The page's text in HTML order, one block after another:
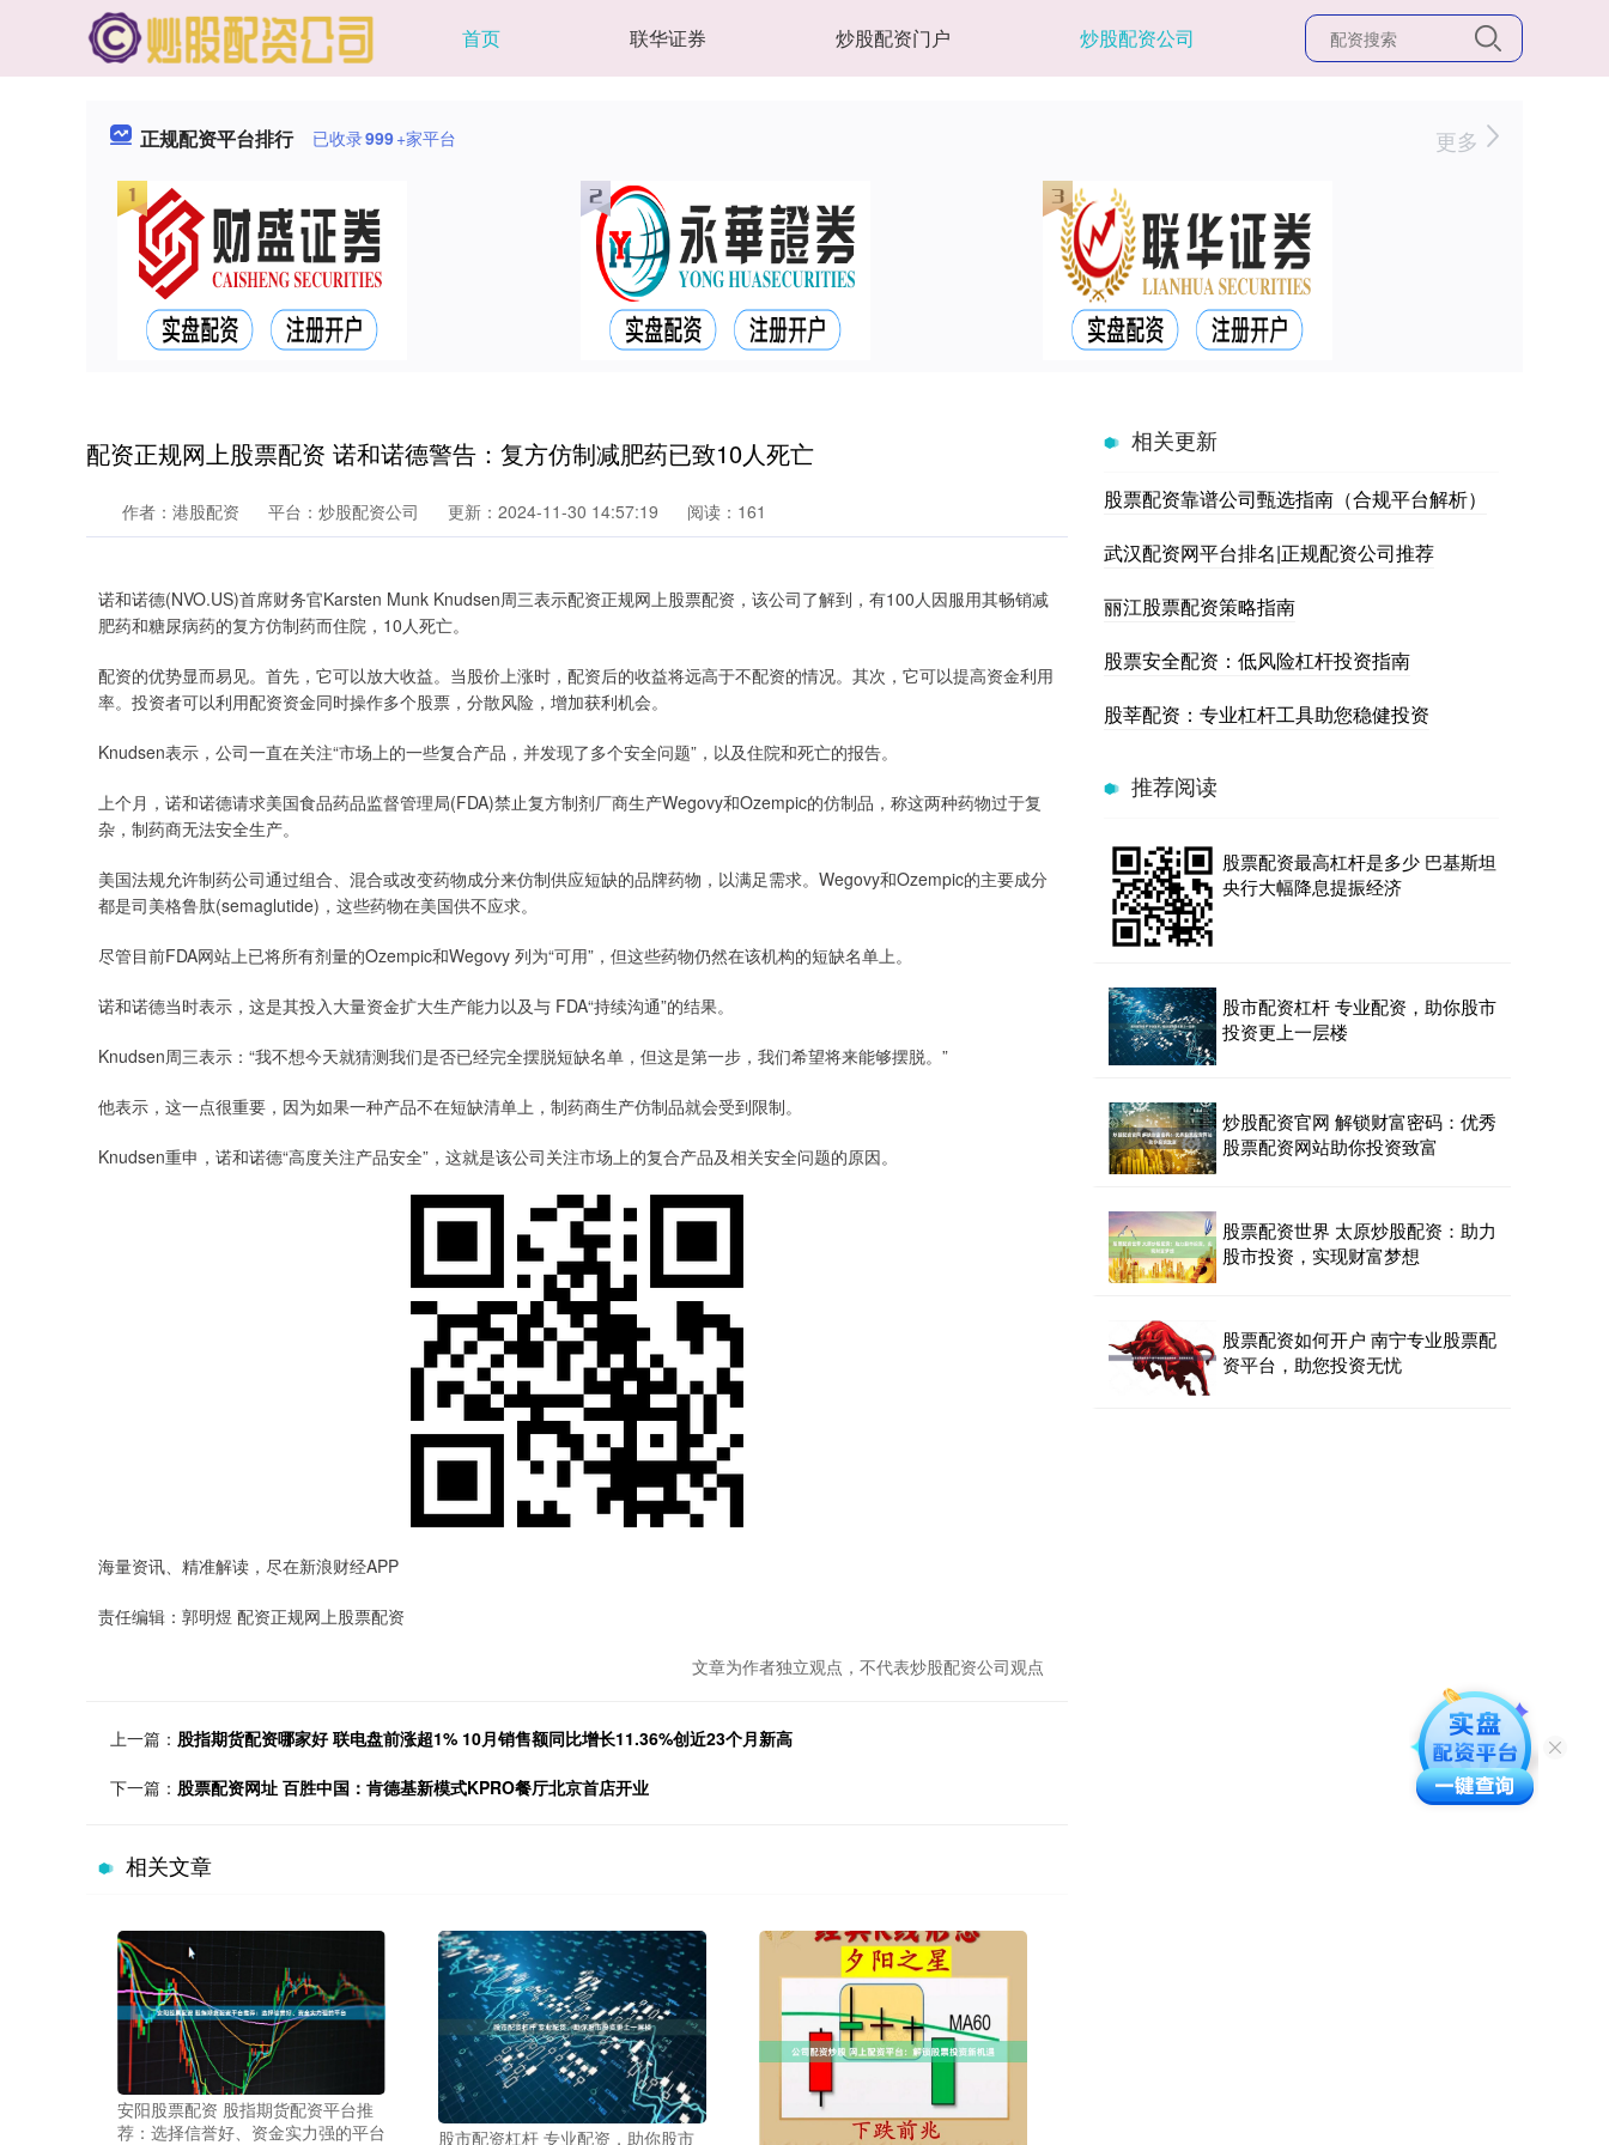
首页 联华证券 炒股配资门户 炒股配资公司
正规配资平台排行 已收录999+家平台 更多
配资正规网上股票配资 诺和诺德警告：复方仿制减肥药已致10人死亡
作者：港股配资 平台：炒股配资公司 更新：2024-11-30 14:57:19 阅读：161
诺和诺德(NVO.US)首席财务官Karsten Munk Knudsen周三表示配资正规网上股票配资，该公司了解到，有100人因服用其畅销减
肥药和糖尿病药的复方仿制药而住院，10人死亡。
配资的优势显而易见。首先，它可以放大收益。当股价上涨时，配资后的收益将远高于不配资的情况。其次，它可以提高资金利用
率。投资者可以利用配资资金同时操作多个股票，分散风险，增加获利机会。
Knudsen表示，公司一直在关注“市场上的一些复合产品，并发现了多个安全问题”，以及住院和死亡的报告。
上个月，诺和诺德请求美国食品药品监督管理局(FDA)禁止复方制剂厂商生产Wegovy和Ozempic的仿制品，称这两种药物过于复
杂，制药商无法安全生产。
美国法规允许制药公司通过组合、混合或改变药物成分来仿制供应短缺的品牌药物，以满足需求。Wegovy和Ozempic的主要成分
都是司美格鲁肽(semaglutide)，这些药物在美国供不应求。
尽管目前FDA网站上已将所有剂量的Ozempic和Wegovy 列为“可用”，但这些药物仍然在该机构的短缺名单上。
诺和诺德当时表示，这是其投入大量资金扩大生产能力以及与 FDA“持续沟通”的结果。
Knudsen周三表示：“我不想今天就猜测我们是否已经完全摆脱短缺名单，但这是第一步，我们希望将来能够摆脱。”
他表示，这一点很重要，因为如果一种产品不在短缺清单上，制药商生产仿制品就会受到限制。
Knudsen重申，诺和诺德“高度关注产品安全”，这就是该公司关注市场上的复合产品及相关安全问题的原因。
海量资讯、精准解读，尽在新浪财经APP
责任编辑：郭明煜 配资正规网上股票配资
文章为作者独立观点，不代表炒股配资公司观点
上一篇： 股指期货配资哪家好 联电盘前涨超1% 10月销售额同比增长11.36%创近23个月新高
下一篇： 股票配资网址 百胜中国：肯德基新模式KPRO餐厅北京首店开业
相关文章
安阳股票配资 股指期货配资平台推
荐：选择信誉好、资金实力强的平台
股市配资杠杆 专业配资，助你股市
相关更新
股票配资靠谱公司甄选指南（合规平台解析）
武汉配资网平台排名|正规配资公司推荐
丽江股票配资策略指南
股票安全配资：低风险杠杆投资指南
股莘配资：专业杠杆工具助您稳健投资
推荐阅读
股票配资最高杠杆是多少 巴基斯坦
央行大幅降息提振经济
股市配资杠杆 专业配资，助你股市
投资更上一层楼
炒股配资官网 解锁财富密码：优秀
股票配资网站助你投资致富
股票配资世界 太原炒股配资：助力
股市投资，实现财富梦想
股票配资如何开户 南宁专业股票配
资平台，助您投资无忧